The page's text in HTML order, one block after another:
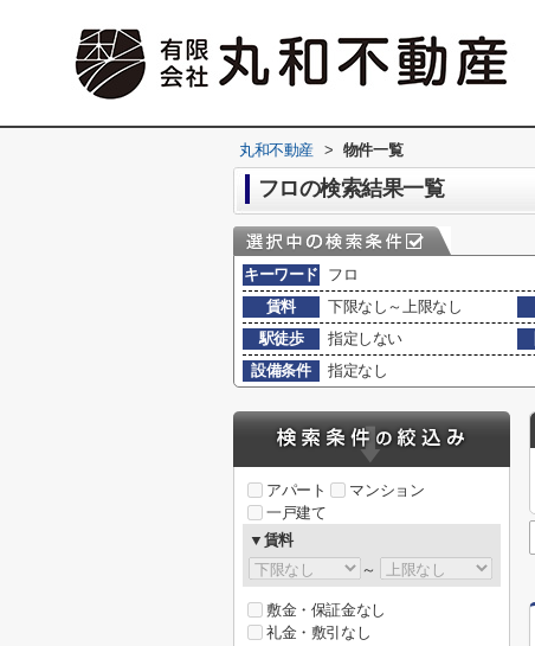
丸和不動産 > 物件一覧
フロの検索結果一覧
キーワード
フロ
賃料
下限なし～上限なし
駅徒歩
指定しない
設備条件
指定なし
アパート
マンション
一戸建て
▼賃料
～
敷金・保証金なし
礼金・敷引なし